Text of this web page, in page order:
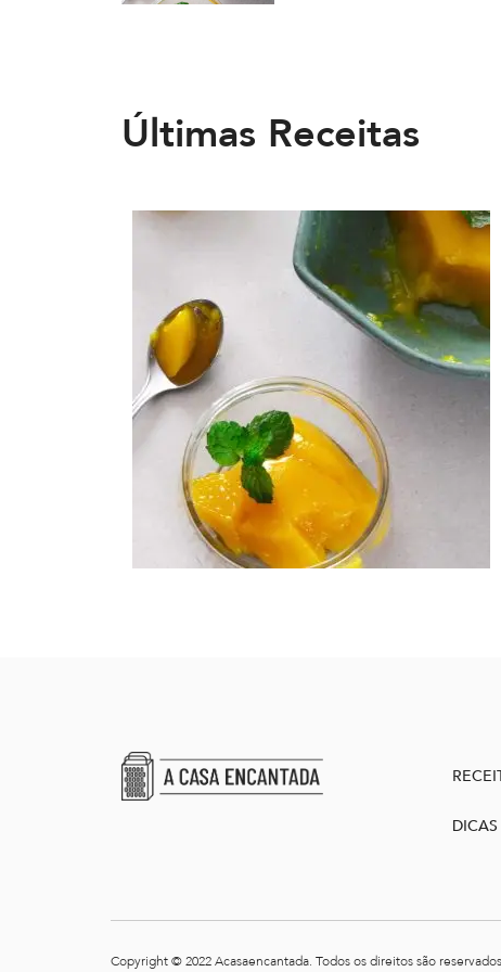
Últimas Receitas
DICAS
Copyright © 2022 Acasaencantada. Todos os direitos são reservados